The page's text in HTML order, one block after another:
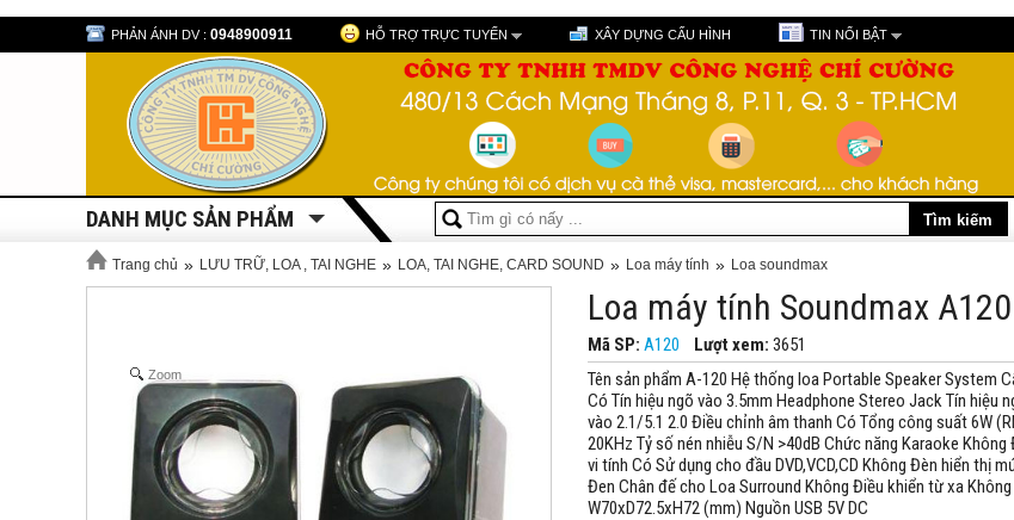
PHẢN ÁNH DV : 0948900911 HỖ TRỢ TRỰC TUYẾN XÂY DỰNG CẤU HÌNH TIN NỔI BẬT
DANH MỤC SẢN PHẨM
Trang chủ » LƯU TRỮ, LOA , TAI NGHE » LOA, TAI NGHE, CARD SOUND » Loa máy tính » Loa soundmax
Zoom
Loa máy tính Soundmax
Mã SP: A120 Lượt xem: 3651
Tên sản phẩm A-120 Hệ thống loa Portable Speaker System
Có Tín hiệu ngõ vào 3.5mm Headphone Stereo Jack Tín hiệu
vào 2.1/5.1 2.0 Điều chỉnh âm thanh Có Tổng công suất 6W
20KHz Tỷ số nén nhiễu S/N >40dB Chức năng Karaoke
vi tính Có Sử dụng cho đầu DVD,VCD,CD Không Đèn hiển thị
Đen Chân đế cho Loa Surround Không Điều khiển từ xa
W70xD72.5xH72 (mm) Nguồn USB 5V DC